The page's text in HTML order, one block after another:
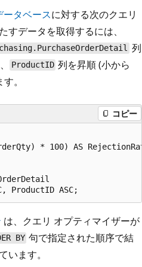
タベースに対する次のクエリ
すデータを取得するには、
列
ProductID 列を昇順 (小から
。
コピー
* 100) AS
は、クエリ オプティマイザーが
BY 句で指定された順序で結
います。